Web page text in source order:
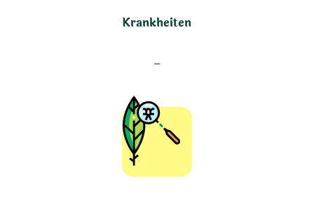
Krankheiten
–